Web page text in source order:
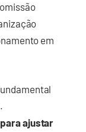
em
ajustar